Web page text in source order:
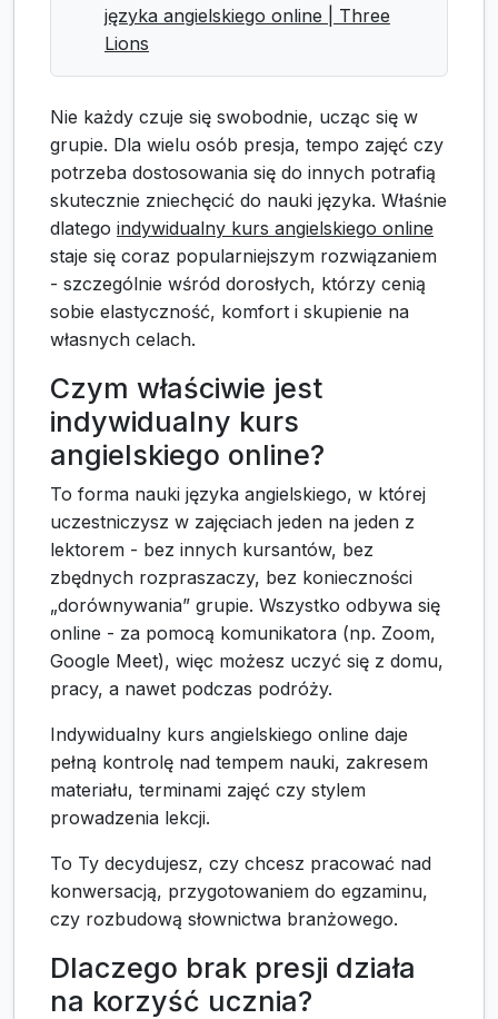
języka angielskiego online | Three
Lions
Nie każdy czuje się swobodnie, ucząc się w
grupie. Dla wielu osób presja, tempo zajęć czy
potrzeba dostosowania się do innych potrafią
skutecznie zniechęcić do nauki języka. Właśnie
dlatego indywidualny kurs angielskiego online
staje się coraz popularniejszym rozwiązaniem
- szczególnie wśród dorosłych, którzy cenią
sobie elastyczność, komfort i skupienie na
własnych celach.
Czym właściwie jest
indywidualny kurs
angielskiego online?
To forma nauki języka angielskiego, w której
uczestniczysz w zajęciach jeden na jeden z
lektorem - bez innych kursantów, bez
zbędnych rozpraszaczy, bez konieczności
„dorównywania” grupie. Wszystko odbywa się
online - za pomocą komunikatora (np. Zoom,
Google Meet), więc możesz uczyć się z domu,
pracy, a nawet podczas podróży.
Indywidualny kurs angielskiego online daje
pełną kontrolę nad tempem nauki, zakresem
materiału, terminami zajęć czy stylem
prowadzenia lekcji.
To Ty decydujesz, czy chcesz pracować nad
konwersacją, przygotowaniem do egzaminu,
czy rozbudową słownictwa branżowego.
Dlaczego brak presji działa
na korzyść ucznia?